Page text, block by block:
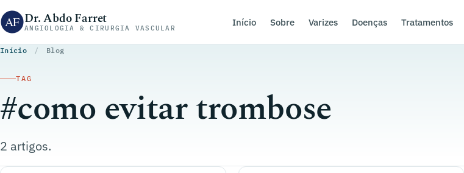
Pular para o conteúdo
Dr. Abdo Farret
ANGIOLOGIA & CIRURGIA VASCULAR
Início Sobre Varizes Doenças Tratamentos
Início / Blog
TAG
#como evitar trombose
2 artigos.